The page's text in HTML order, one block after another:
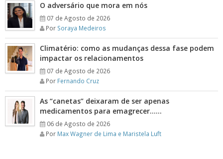
O adversário que mora em nós
07 de Agosto de 2026
Por Soraya Medeiros
Climatério: como as mudanças dessa fase podem
impactar os relacionamentos
07 de Agosto de 2026
Por Fernando Cruz
As “canetas” deixaram de ser apenas
medicamentos para emagrecer……
06 de Agosto de 2026
Por Max Wagner de Lima e Maristela Luft